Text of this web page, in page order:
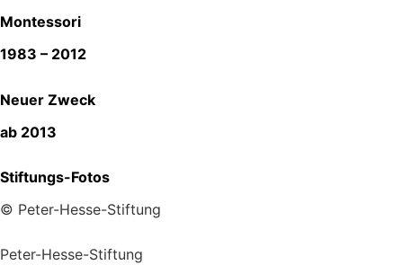
Montessori
1983 – 2012
Neuer Zweck
ab 2013
Stiftungs-Fotos
© Peter-Hesse-Stiftung
Peter-Hesse-Stiftung